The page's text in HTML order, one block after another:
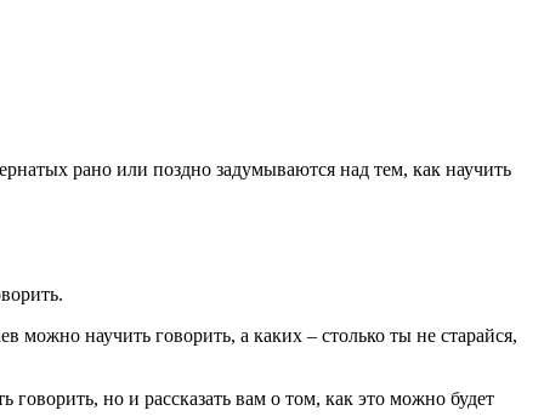
рано или поздно задумываются над тем, как научить
можно научить говорить, а каких – столько ты не старайся,
но и рассказать вам о том, как это можно будет